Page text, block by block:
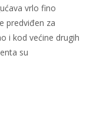
vrlo fino
predviđen za
i kod većine drugih
su